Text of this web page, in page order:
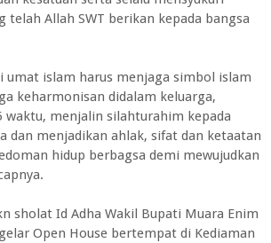
Allah SWT berikan kepada bangsa
umat islam harus menjaga simbol islam
keharmonisan didalam keluarga,
waktu, menjalin silahturahim kepada
dan menjadikan ahlak, sifat dan ketaatan
hidup berbagsa demi mewujudkan
sholat Id Adha Wakil Bupati Muara Enim
Open House bertempat di Kediaman